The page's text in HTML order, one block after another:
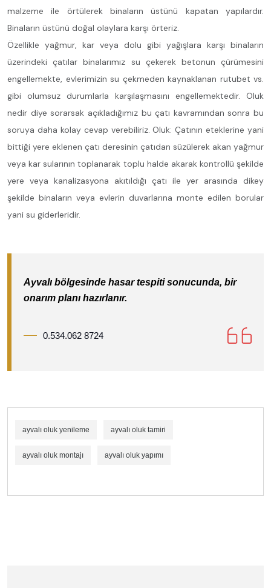
malzeme ile örtülerek binaların üstünü kapatan yapılardır.
Binaların üstünü doğal olaylara karşı örteriz.
Özellikle yağmur, kar veya dolu gibi yağışlara karşı binaların
üzerindeki çatılar binalarımız su çekerek betonun çürümesini
engellemekte, evlerimizin su çekmeden kaynaklanan rutubet vs.
gibi olumsuz durumlarla karşılaşmasını engellemektedir. Oluk
nedir diye sorarsak açıkladığımız bu çatı kavramından sonra bu
soruya daha kolay cevap verebiliriz. Oluk: Çatının eteklerine yani
bittiği yere eklenen çatı deresinin çatıdan süzülerek akan yağmur
veya kar sularının toplanarak toplu halde akarak kontrollü şekilde
yere veya kanalizasyona akıtıldığı çatı ile yer arasında dikey
şekilde binaların veya evlerin duvarlarına monte edilen borular
yani su giderleridir.
Ayvalı bölgesinde hasar tespiti sonucunda, bir
onarım planı hazırlanır.
0.534.062 8724
ayvalı oluk yenileme ayvalı oluk tamiri
ayvalı oluk montajı ayvalı oluk yapımı